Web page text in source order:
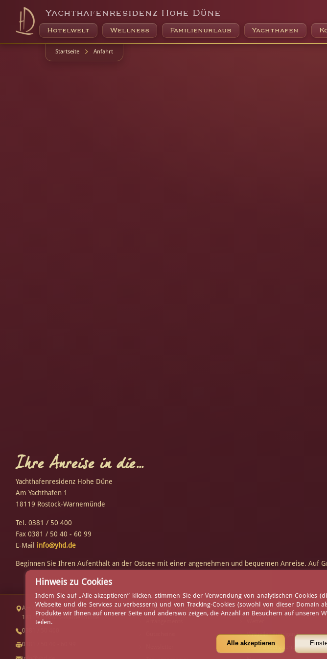
Yachthafenresidenz Hohe Düne
Hotelwelt Wellness Familienurlaub Yachthafen
Startseite Anfahrt
Ihre Anreise in die...
Yachthafenresidenz Hohe Düne
Am Yachthafen 1
18119 Rostock-Warnemünde
Tel. 0381 / 50 400
Fax 0381 / 50 40 - 60 99
E-Mail info@yhd.de
Beginnen Sie Ihren Aufenthalt an der Ostsee mit einer angenehmen und bequemen Anreise. Auf
Am Yachthafen 1
18119 Rostock-Warnemünde
0381 / 50 400
0381 / 50 40 - 60 99
Tischreservierung
Öffnungszeiten
Virtueller Rundgang
Gäste-Bildergalerie
Hinweis zu Cookies
Indem Sie auf „Alle akzeptieren” klicken, stimmen Sie der Verwendung von analytischen
Webseite und die Services zu verbessern) und von Tracking-Cookies (sowohl von dieser
Produkte wir Ihnen auf unserer Seite und anderswo zeigen, die Anzahl an Besuchern auf unseren
teilen.
Alle akzeptieren